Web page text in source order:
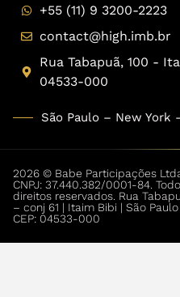
+55 (11) 9 3200-2223
contact@high.imb.br
Rua Tabapuã, 100 -
04533-000
São Paulo – New York
2026 © Babe Participações
CNPJ: 37.440.382/0001-84.
direitos reservados. Rua
– conj 61 | Itaim Bibi | São Paulo
CEP: 04533-000